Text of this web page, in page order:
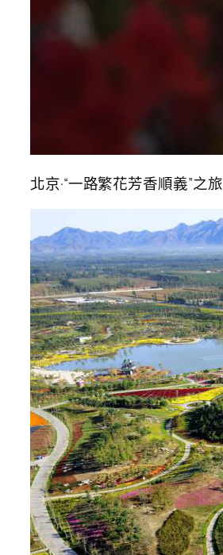
北京·“一路繁花芳香順義”之旅